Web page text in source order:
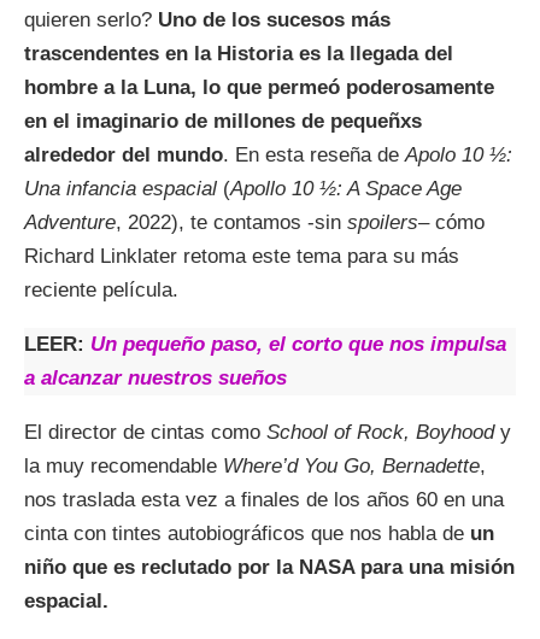
quieren serlo? Uno de los sucesos más
trascendentes en la Historia es la llegada del
hombre a la Luna, lo que permeó poderosamente
en el imaginario de millones de pequeñxs
alrededor del mundo. En esta reseña deApolo 10 ½:
Una infancia espacial (Apollo 10 ½: A Space Age
Adventure, 2022), te contamos -sin spoilers– cómo
Richard Linklater retoma este tema para su más
reciente película.
LEER: Un pequeño paso, el corto que nos impulsa
a alcanzar nuestros sueños
El director de cintas como School of Rock, Boyhoody
la muy recomendable Where’d You Go, Bernadette,
nos traslada esta vez a finales de los años 60 en una
cinta con tintes autobiográficos que nos habla de un
niño que es reclutado por la NASA para una misión
espacial.